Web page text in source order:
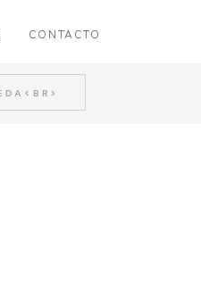
CONTACTO